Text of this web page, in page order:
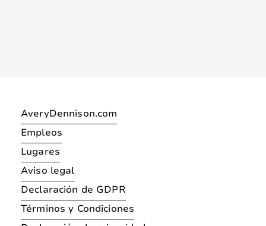
AveryDennison.com
Empleos
Lugares
Aviso legal
Declaración de GDPR
Términos y Condiciones